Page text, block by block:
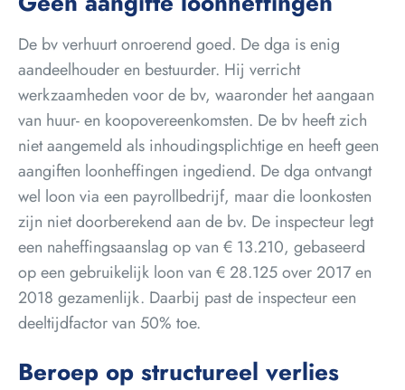
De bv verhuurt onroerend goed. De dga is enig
aandeelhouder en bestuurder. Hij verricht
werkzaamheden voor de bv, waaronder het aangaan
van huur- en koopovereenkomsten. De bv heeft zich
niet aangemeld als inhoudingsplichtige en heeft geen
aangiften loonheffingen ingediend. De dga ontvangt
wel loon via een payrollbedrijf, maar die loonkosten
zijn niet doorberekend aan de bv. De inspecteur legt
een naheffingsaanslag op van € 13.210, gebaseerd
op een gebruikelijk loon van € 28.125 over 2017 en
2018 gezamenlijk. Daarbij past de inspecteur een
deeltijdfactor van 50% toe.
Beroep op structureel verlies